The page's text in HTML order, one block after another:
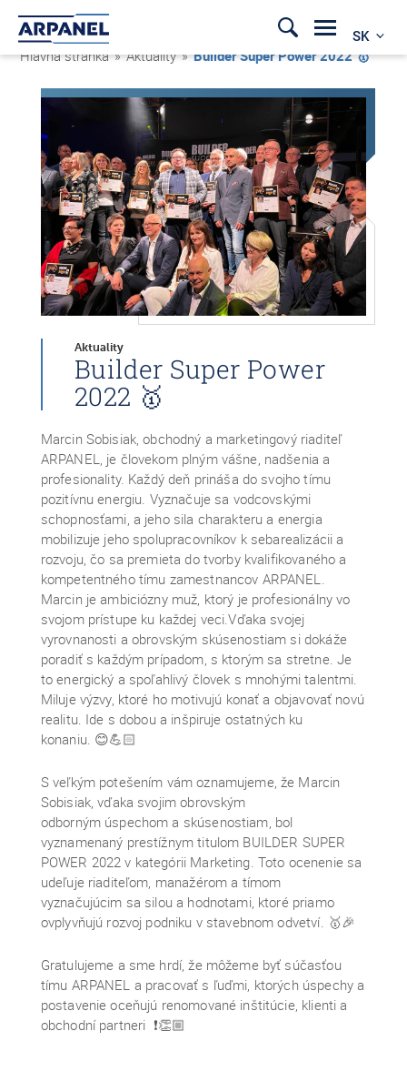
SK
Hlavná stránka » Aktuality »Builder Super Power 2022 🥇
Aktuality
Builder Super Power
2022 🥇
Marcin Sobisiak, obchodný a marketingový riaditeľ
ARPANEL, je človekom plným vášne, nadšenia a
profesionality. Každý deň prináša do svojho tímu
pozitívnu energiu. Vyznačuje sa vodcovskými
schopnosťami, a jeho sila charakteru a energia
mobilizuje jeho spolupracovníkov k sebarealizácii a
rozvoju, čo sa premieta do tvorby kvalifikovaného a
kompetentného tímu zamestnancov ARPANEL.
Marcin je ambiciózny muž, ktorý je profesionálny vo
svojom prístupe ku každej veci.Vďaka svojej
vyrovnanosti a obrovským skúsenostiam si dokáže
poradiť s každým prípadom, s ktorým sa stretne. Je
to energický a spoľahlivý človek s mnohými talentmi.
Miluje výzvy, ktoré ho motivujú konať a objavovať novú
realitu. Ide s dobou a inšpiruje ostatných ku
konaniu. 😊💪🏻
S veľkým potešením vám oznamujeme, že Marcin
Sobisiak, vďaka svojim obrovským
odborným úspechom a skúsenostiam, bol
vyznamenaný prestížnym titulom BUILDER SUPER
POWER 2022 v kategórii Marketing. Toto ocenenie sa
udeľuje riaditeľom, manažérom a tímom
vyznačujúcim sa silou a hodnotami, ktoré priamo
ovplyvňujú rozvoj podniku v stavebnom odvetví. 🥇🎉
Gratulujeme a sme hrdí, že môžeme byť súčasťou
tímu ARPANEL a pracovať s ľuďmi, ktorých úspechy a
postavenie oceňujú renomované inštitúcie, klienti a
obchodní partneri ❗👏🏼